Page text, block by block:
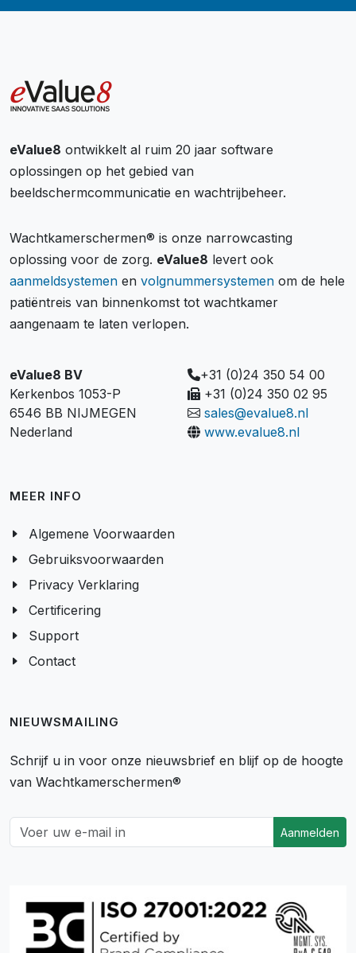
eValue8 ontwikkelt al ruim 20 jaar software
oplossingen op het gebied van
beeldschermcommunicatie en wachtrijbeheer.
Wachtkamerschermen® is onze narrowcasting
oplossing voor de zorg. eValue8 levert ook
aanmeldsystemen en volgnummersystemen om de hele
patiëntreis van binnenkomst tot wachtkamer
aangenaam te laten verlopen.
eValue8 BV
Kerkenbos 1053-P
6546 BB NIJMEGEN
Nederland
+31 (0)24 350 54 00
+31 (0)24 350 02 95
sales@evalue8.nl
www.evalue8.nl
MEER INFO
Algemene Voorwaarden
Gebruiksvoorwaarden
Privacy Verklaring
Certificering
Support
Contact
NIEUWSMAILING
Schrijf u in voor onze nieuwsbrief en blijf op de hoogte
van Wachtkamerschermen®
Aanmelden